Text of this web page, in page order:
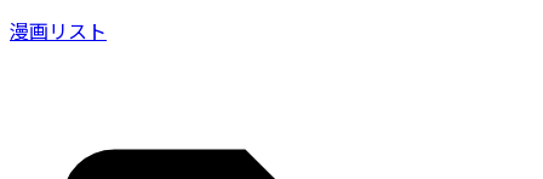
漫画リスト